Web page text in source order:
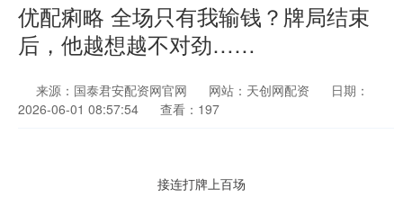
优配痢略 全场只有我输钱？牌局结束
后，他越想越不对劲……
来源：国泰君安配资网官网 网站：天创网配资
日期：
2026-06-01 08:57:54
查看：197
接连打牌上百场